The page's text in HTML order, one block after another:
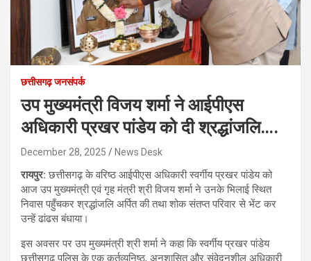
छत्तीसगढ़ जनसंपर्क
उप मुख्यमंत्री विजय शर्मा ने आईपीएस
अधिकारी प्रखर पांडेय को दी श्रद्धांजलि….
December 28, 2025 News Desk
रायपुर: छत्तीसगढ़ के वरिष्ठ आईपीएस अधिकारी स्वर्गीय प्रखर पांडेय को
आज उप मुख्यमंत्री एवं गृह मंत्री श्री विजय शर्मा ने उनके भिलाई स्थित
निवास पहुँचकर श्रद्धांजलि अर्पित की तथा शोक संतप्त परिवार से भेंट कर
उन्हें ढांढस बंधाया।
इस अवसर पर उप मुख्यमंत्री श्री शर्मा ने कहा कि स्वर्गीय प्रखर पांडेय
छत्तीसगढ़ पुलिस के एक कर्तव्यनिष्ठ, अनुशासित और संवेदनशील अधिकारी